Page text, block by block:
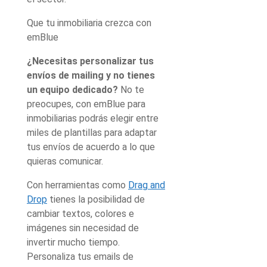
Que tu inmobiliaria crezca con
emBlue
¿Necesitas personalizar tus
envíos de mailing y no tienes
un equipo dedicado? No te
preocupes, con emBlue para
inmobiliarias podrás elegir entre
miles de plantillas para adaptar
tus envíos de acuerdo a lo que
quieras comunicar.
Con herramientas como Drag and
Drop tienes la posibilidad de
cambiar textos, colores e
imágenes sin necesidad de
invertir mucho tiempo.
Personaliza tus emails de